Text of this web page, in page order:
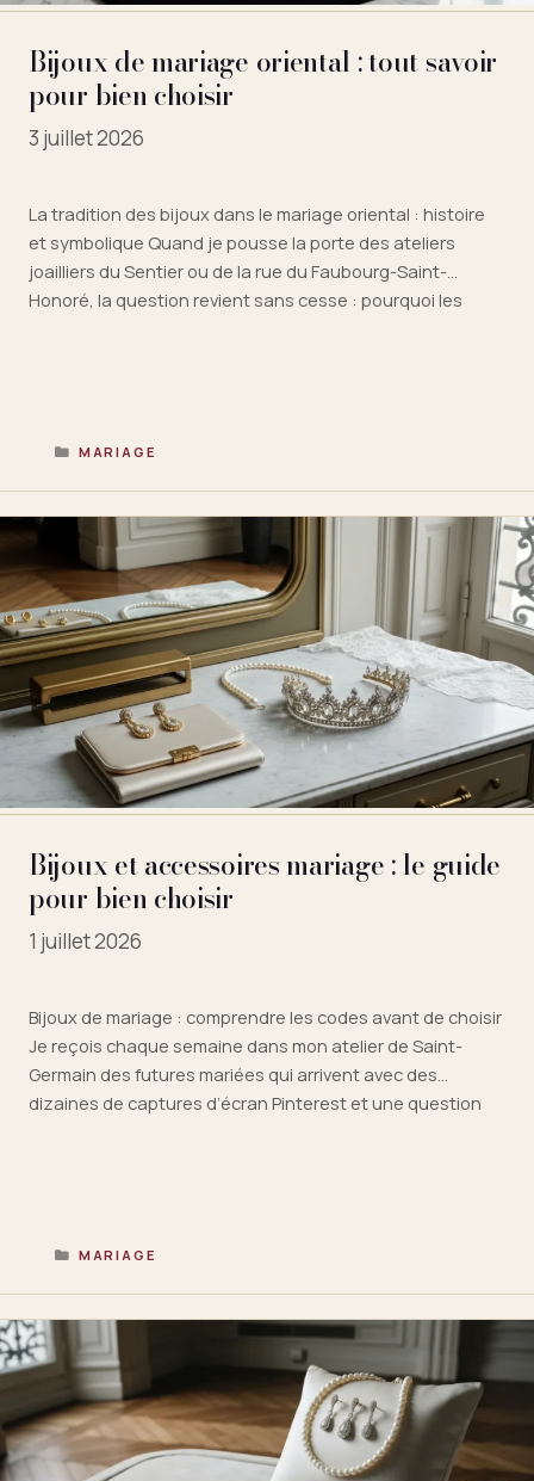
Bijoux de mariage oriental : tout savoir
pour bien choisir
3 juillet 2026
La tradition des bijoux dans le mariage oriental : histoire
et symbolique Quand je pousse la porte des ateliers
joailliers du Sentier ou de la rue du Faubourg-Saint-
Honoré, la question revient sans cesse : pourquoi les
CATÉGORIES
MARIAGE
Bijoux et accessoires mariage : le guide
pour bien choisir
1 juillet 2026
Bijoux de mariage : comprendre les codes avant de choisir
Je reçois chaque semaine dans mon atelier de Saint-
Germain des futures mariées qui arrivent avec des
dizaines de captures d’écran Pinterest et une question
CATÉGORIES
MARIAGE